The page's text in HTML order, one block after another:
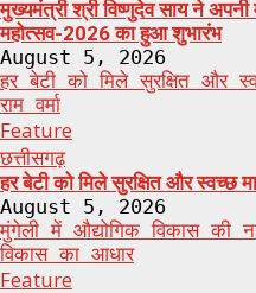
मुख्यमंत्री श्री विष्णुदेव साय ने अपनी
महोत्सव-2026 का हुआ शुभारंभ
August 5, 2026
हर बेटी को मिले सुरक्षित और
राम वर्मा
Feature
छत्तीसगढ़
हर बेटी को मिले सुरक्षित और स्वच्छ
August 5, 2026
मुंगेली में औद्योगिक विकास की
विकास का आधार
Feature